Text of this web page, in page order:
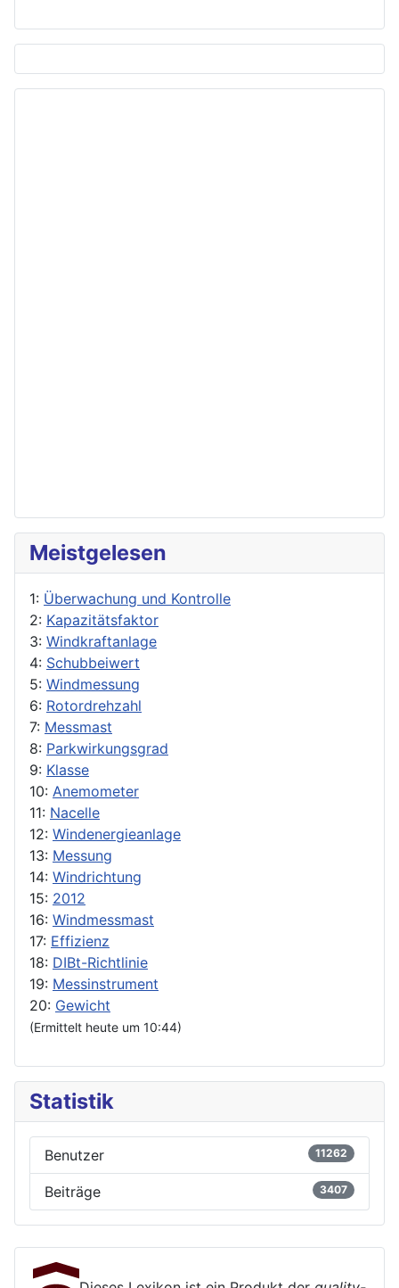
Meistgelesen
1: Überwachung und Kontrolle
2: Kapazitätsfaktor
3: Windkraftanlage
4: Schubbeiwert
5: Windmessung
6: Rotordrehzahl
7: Messmast
8: Parkwirkungsgrad
9: Klasse
10: Anemometer
11: Nacelle
12: Windenergieanlage
13: Messung
14: Windrichtung
15: 2012
16: Windmessmast
17: Effizienz
18: DIBt-Richtlinie
19: Messinstrument
20: Gewicht
(Ermittelt heute um 10:44)
Statistik
Benutzer 11262
Beiträge 3407